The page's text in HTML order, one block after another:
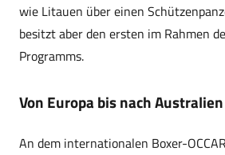
wie Litauen über einen
besitzt aber den ersten im Rahmen
Programms.
Von Europa bis nach Australien
An dem internationalen Boxer-